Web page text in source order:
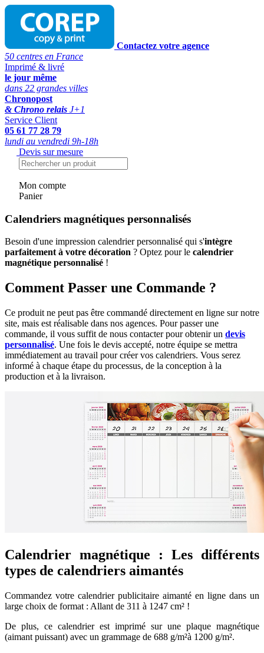
Contactez votre agence
50 centres en France
Imprimé & livré
le jour même
dans 22 grandes villes
Chronopost
& Chrono relais J+1
Service Client
05 61 77 28 79
lundi au vendredi 9h-18h
Devis sur mesure
Mon compte
Panier
Calendriers magnétiques personnalisés
Besoin d'une impression calendrier personnalisé qui s'intègre
parfaitement à votre décoration ? Optez pour le calendrier
magnétique personnalisé !
Comment Passer une Commande ?
Ce produit ne peut pas être commandé directement en ligne sur notre
site, mais est réalisable dans nos agences. Pour passer une
commande, il vous suffit de nous contacter pour obtenir un devis
personnalisé. Une fois le devis accepté, notre équipe se mettra
immédiatement au travail pour créer vos calendriers. Vous serez
informé à chaque étape du processus, de la conception à la
production et à la livraison.
Calendrier magnétique : Les différents
types de calendriers aimantés
Commandez votre calendrier publicitaire aimanté en ligne dans un
large choix de format : Allant de 311 à 1247 cm² !
De plus, ce calendrier est imprimé sur une plaque magnétique
(aimant puissant) avec un grammage de 688 g/m²à 1200 g/m².